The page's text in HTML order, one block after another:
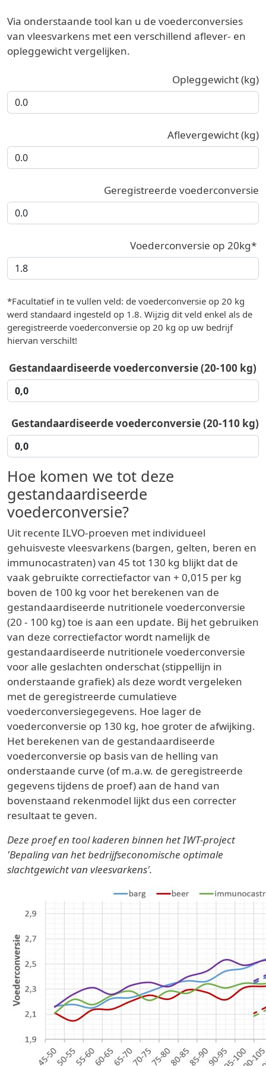
Via onderstaande tool kan u de voederconversies
van vleesvarkens met een verschillend aflever- en
opleggewicht vergelijken.
Opleggewicht (kg)
Aflevergewicht (kg)
Geregistreerde voederconversie
Voederconversie op 20kg*
*Facultatief in te vullen veld: de voederconversie op 20 kg
werd standaard ingesteld op 1.8. Wijzig dit veld enkel als de
geregistreerde voederconversie op 20 kg op uw bedrijf
hiervan verschilt!
Gestandaardiseerde voederconversie (20-100 kg)
0,0
Gestandaardiseerde voederconversie (20-110 kg)
0,0
Hoe komen we tot deze
gestandaardiseerde
voederconversie?
Uit recente ILVO-proeven met individueel
gehuisveste vleesvarkens (bargen, gelten, beren en
immunocastraten) van 45 tot 130 kg blijkt dat de
vaak gebruikte correctiefactor van + 0,015 per kg
boven de 100 kg voor het berekenen van de
gestandaardiseerde nutritionele voederconversie
(20 - 100 kg) toe is aan een update. Bij het gebruiken
van deze correctiefactor wordt namelijk de
gestandaardiseerde nutritionele voederconversie
voor alle geslachten onderschat (stippellijn in
onderstaande grafiek) als deze wordt vergeleken
met de geregistreerde cumulatieve
voederconversiegegevens. Hoe lager de
voederconversie op 130 kg, hoe groter de afwijking.
Het berekenen van de gestandaardiseerde
voederconversie op basis van de helling van
onderstaande curve (of m.a.w. de geregistreerde
gegevens tijdens de proef) aan de hand van
bovenstaand rekenmodel lijkt dus een correcter
resultaat te geven.
Deze proef en tool kaderen binnen het IWT-project
'Bepaling van het bedrijfseconomische optimale
slachtgewicht van vleesvarkens'.